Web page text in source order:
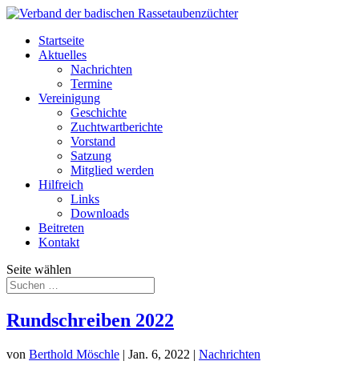
Startseite
Aktuelles
Nachrichten
Termine
Vereinigung
Geschichte
Zuchtwartberichte
Vorstand
Satzung
Mitglied werden
Hilfreich
Links
Downloads
Beitreten
Kontakt
Seite wählen
Rundschreiben 2022
von Berthold Möschle | Jan. 6, 2022 | Nachrichten